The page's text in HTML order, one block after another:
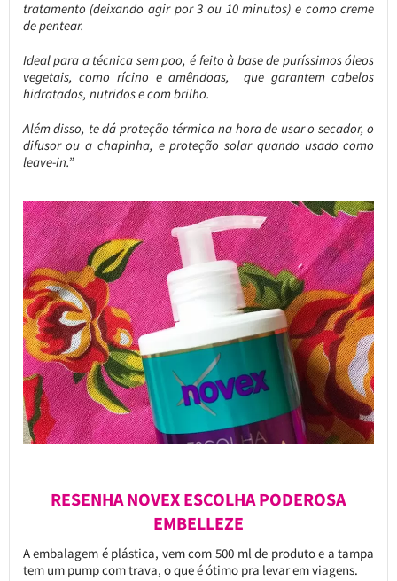
tratamento (deixando agir por 3 ou 10 minutos) e como creme
de pentear.
Ideal para a técnica sem poo, é feito à base de puríssimos óleos
vegetais, como rícino e amêndoas, que garantem cabelos
hidratados, nutridos e com brilho.
Além disso, te dá proteção térmica na hora de usar o secador, o
difusor ou a chapinha, e proteção solar quando usado como
leave-in.”
RESENHA NOVEX ESCOLHA PODEROSA
EMBELLEZE
A embalagem é plástica, vem com 500 ml de produto e a tampa
tem um pump com trava, o que é ótimo pra levar em viagens.